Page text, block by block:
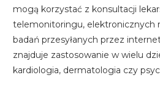
mogą korzystać z konsultacji
telemonitoringu, elektronicznych
badań przesyłanych przez
znajduje zastosowanie w wielu
kardiologia, dermatologia czy